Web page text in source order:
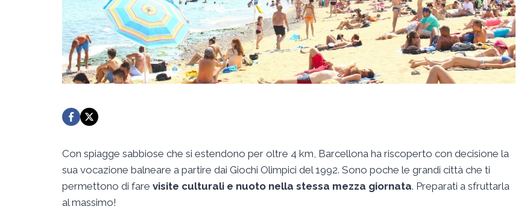
Con spiagge sabbiose che si estendono per oltre 4 km, Barcellona ha riscoperto con decisione la
sua vocazione balneare a partire dai Giochi Olimpici del 1992. Sono poche le grandi città che ti
permettono di fare visite culturali e nuoto nella stessa mezza giornata. Preparati a sfruttarla
al massimo!